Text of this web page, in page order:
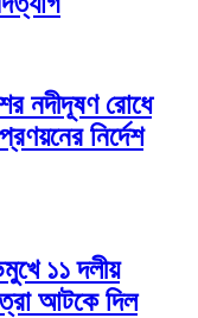
নদীদূষণ রোধে
নির্দেশ
১১ দলীয়
আটকে দিল